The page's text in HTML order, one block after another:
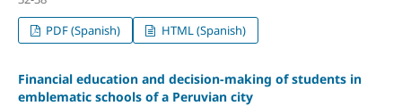
PDF (Spanish)
HTML (Spanish)
Financial education and decision-making of students in
emblematic schools of a Peruvian city